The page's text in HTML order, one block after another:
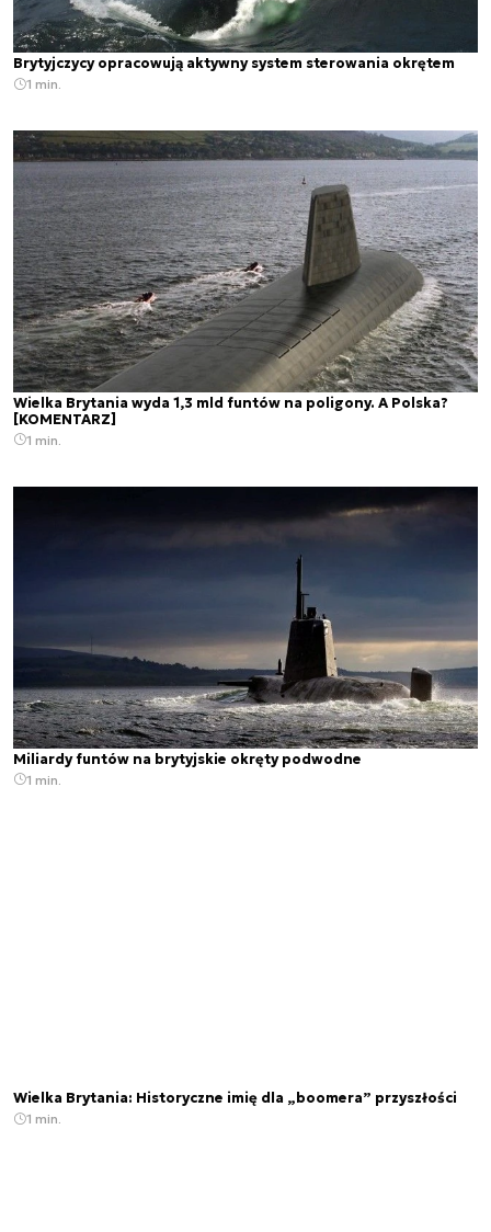
Brytyjczycy opracowują aktywny system sterowania okrętem
1 min.
Wielka Brytania wyda 1,3 mld funtów na poligony. A Polska?
[KOMENTARZ]
1 min.
Miliardy funtów na brytyjskie okręty podwodne
1 min.
Wielka Brytania: Historyczne imię dla „boomera” przyszłości
1 min.